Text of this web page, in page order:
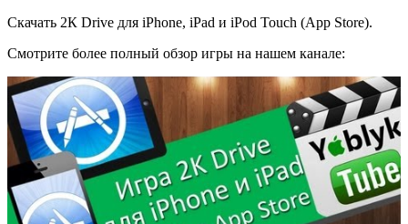
Скачать 2К Drive для iPhone, iPad и iPod Touch (App Store).
Смотрите более полный обзор игры на нашем канале: